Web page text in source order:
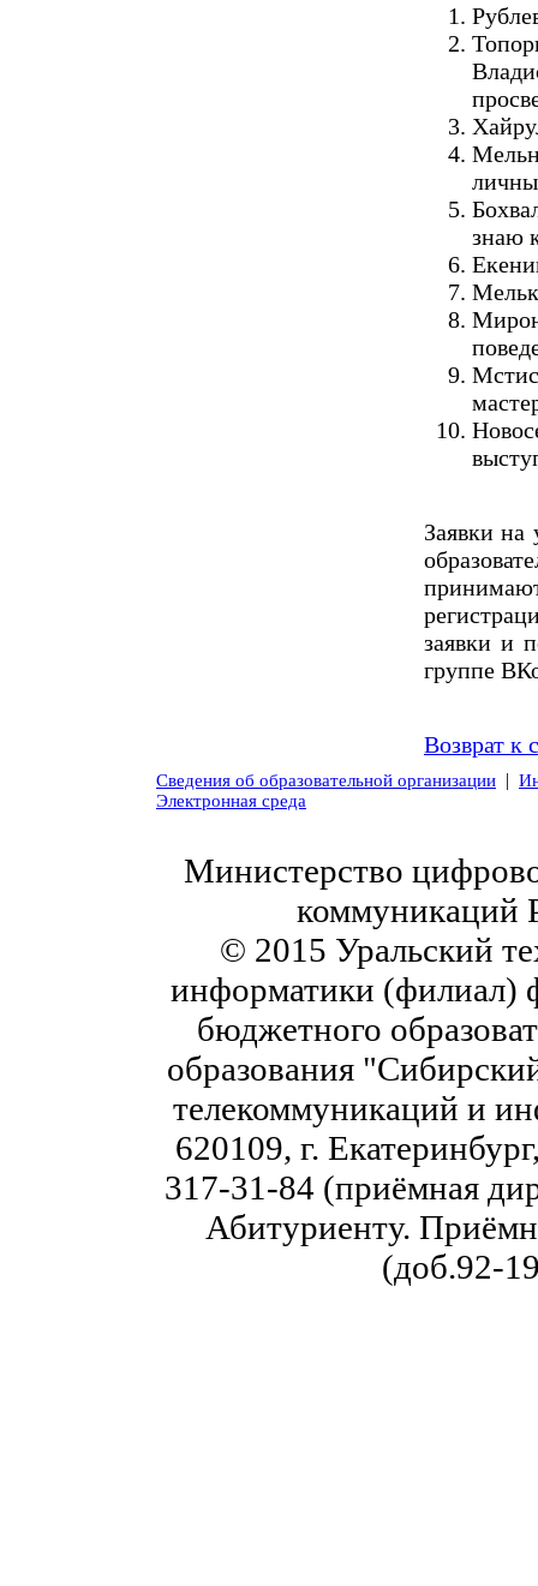
знаю
Заявки на
заявки и
группе
Возврат к
Сведения об образовательной организации |
Электронная среда
Министерство
коммуникаций
© 2015 Уральский
информатики (филиал)
бюджетного
образования
телекоммуникаций и
620109, г.
317-31-84 (приёмная
Абитуриенту.
(доб.92-